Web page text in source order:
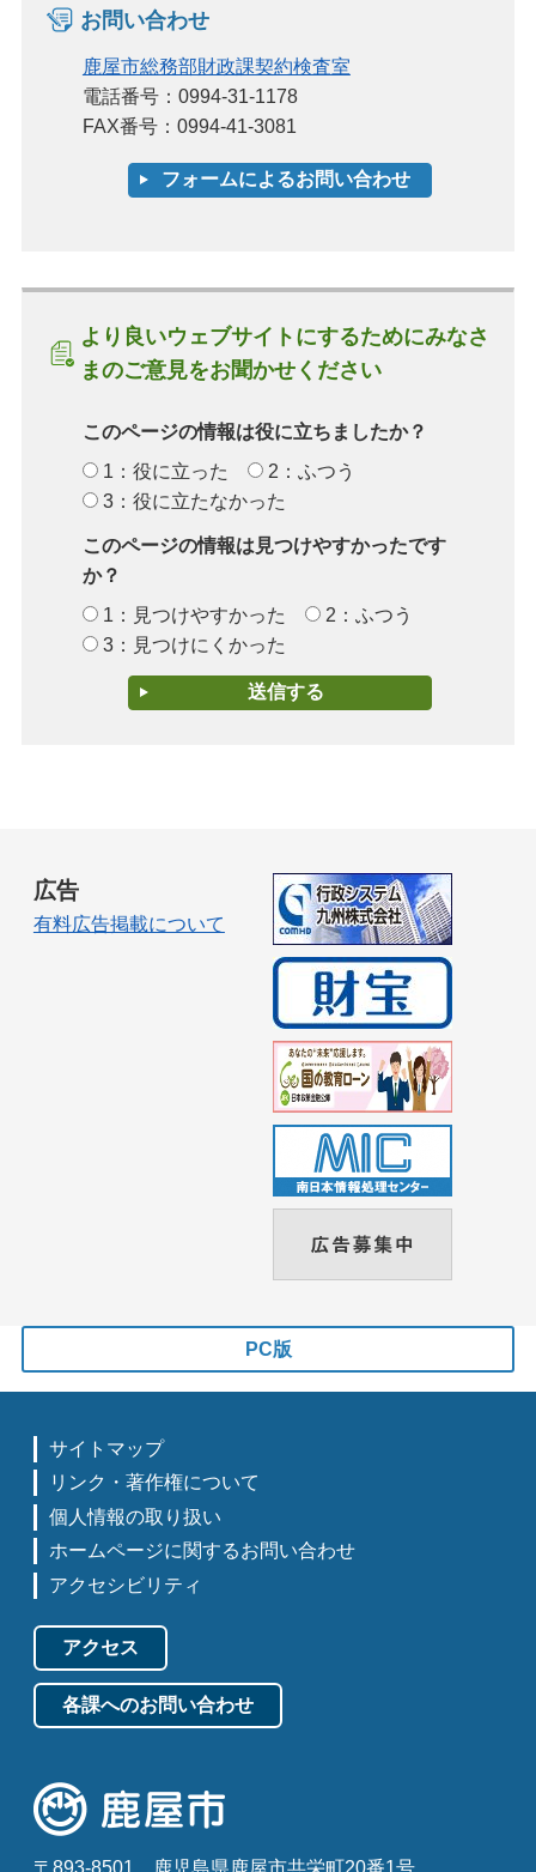
お問い合わせ
鹿屋市総務部財政課契約検査室
電話番号：0994-31-1178
FAX番号：0994-41-3081
より良いウェブサイトにするためにみなさ
まのご意見をお聞かせください
このページの情報は役に立ちましたか？
1：役に立った
2：ふつう
3：役に立たなかった
このページの情報は見つけやすかったです
か？
1：見つけやすかった
2：ふつう
3：見つけにくかった
広告
有料広告掲載について
PC版
サイトマップ
リンク・著作権について
個人情報の取り扱い
ホームページに関するお問い合わせ
アクセシビリティ
アクセス
各課へのお問い合わせ
〒893-8501 鹿児島県鹿屋市共栄町20番1号